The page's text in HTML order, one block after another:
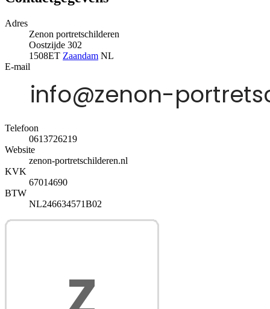
Adres
Zenon portretschilderen
Oostzijde 302
1508ET Zaandam NL
E-mail
Telefoon
0613726219
Website
zenon-portretschilderen.nl
KVK
67014690
BTW
NL246634571B02